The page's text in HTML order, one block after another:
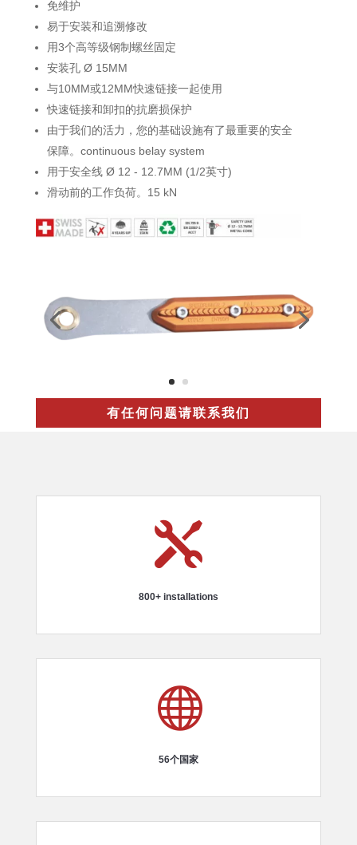
免维护
易于安装和追溯修改
用3个高等级钢制螺丝固定
安装孔 Ø 15MM
与10MM或12MM快速链接一起使用
快速链接和卸扣的抗磨损保护
由于我们的活力，您的基础设施有了最重要的安全
保障。continuous belay system
用于安全线 Ø 12 - 12.7MM (1/2英寸)
滑动前的工作负荷。15 kN
有任何问题请联系我们

800+ installations

56个国家